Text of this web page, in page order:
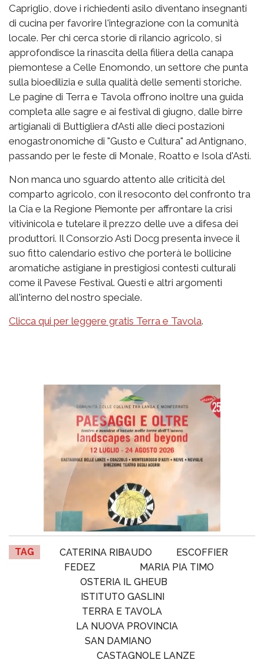
Capriglio, dove i richiedenti asilo diventano insegnanti
di cucina per favorire l'integrazione con la comunità
locale. Per chi cerca storie di rilancio agricolo, si
approfondisce la rinascita della filiera della canapa
piemontese a Celle Enomondo, un settore che punta
sulla bioedilizia e sulla qualità delle sementi storiche.
Le pagine di Terra e Tavola offrono inoltre una guida
completa alle sagre e ai festival di giugno, dalle birre
artigianali di Buttigliera d’Asti alle dieci postazioni
enogastronomiche di "Gusto e Cultura" ad Antignano,
passando per le feste di Monale, Roatto e Isola d'Asti.
Non manca uno sguardo attento alle criticità del
comparto agricolo, con il resoconto del confronto tra
la Cia e la Regione Piemonte per affrontare la crisi
vitivinicola e tutelare il prezzo delle uve a difesa dei
produttori. Il Consorzio Asti Docg presenta invece il
suo fitto calendario estivo che porterà le bollicine
aromatiche astigiane in prestigiosi contesti culturali
come il Pavese Festival. Questi e altri argomenti
all'interno del nostro speciale.
Clicca qui per leggere gratis Terra e Tavola.
TAG CATERINA RIBAUDO
ESCOFFIER
FEDEZ
MARIA PIA TIMO
OSTERIA IL GHEUB
ISTITUTO GASLINI
TERRA E TAVOLA
LA NUOVA PROVINCIA
SAN DAMIANO
CASTAGNOLE LANZE